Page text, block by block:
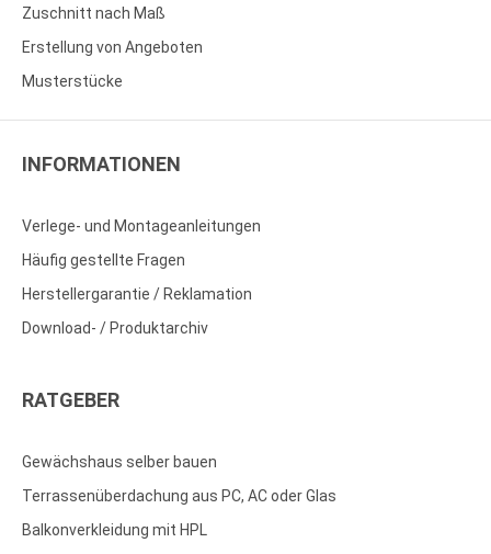
Zuschnitt nach Maß
Erstellung von Angeboten
Musterstücke
INFORMATIONEN
Verlege- und Montageanleitungen
Häufig gestellte Fragen
Herstellergarantie / Reklamation
Download- / Produktarchiv
RATGEBER
Gewächshaus selber bauen
Terrassenüberdachung aus PC, AC oder Glas
Balkonverkleidung mit HPL